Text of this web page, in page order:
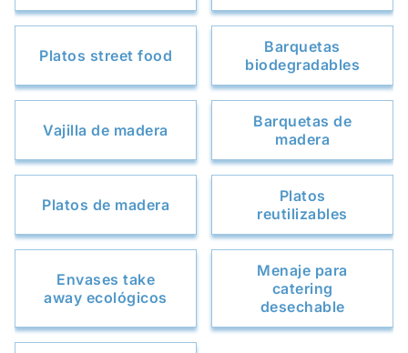
Platos street food
Barquetas
biodegradables
Vajilla de madera
Barquetas de
madera
Platos de madera
Platos
reutilizables
Envases take
away ecológicos
Menaje para
catering
desechable